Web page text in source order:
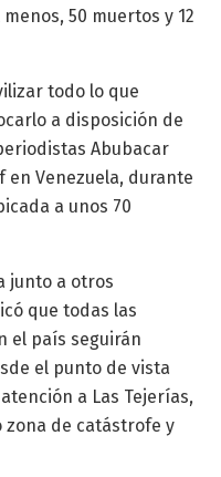
50 muertos y 12
todo lo que
a disposición de
Abubacar
Venezuela, durante
a unos 70
junto a otros
que todas las
el país seguirán
el punto de vista
a Las Tejerías,
zona de catástrofe y